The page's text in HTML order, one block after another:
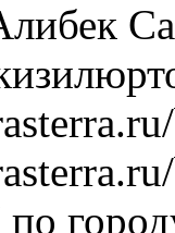
по